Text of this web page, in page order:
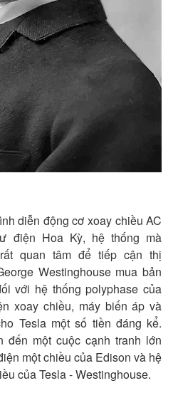
diễn động cơ xoay chiều AC
điện Hoa Kỳ, hệ thống mà
rất quan tâm để tiếp cận thị
Westinghouse mua bản
với hệ thống polyphase của
xoay chiều, máy biến áp và
Tesla một số tiền đáng kể.
đến một cuộc cạnh tranh lớn
một chiều của Edison và hệ
của Tesla - Westinghouse.